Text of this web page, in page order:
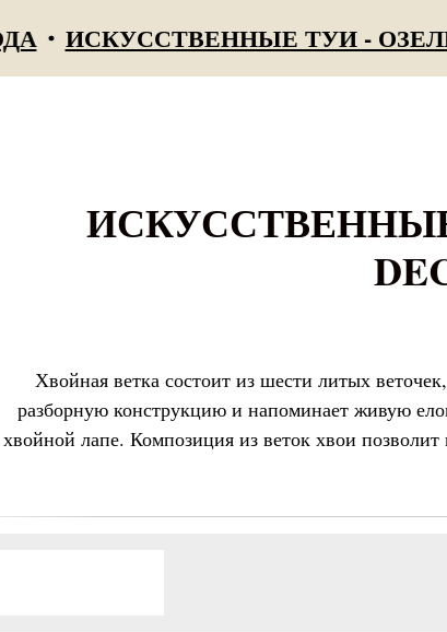
ИСКУССТВЕННЫЕ ТУИ -
Хвойная ветка состоит из шести литых
разборную конструкцию и напоминает живую
хвойной лапе. Композиция из веток хвои